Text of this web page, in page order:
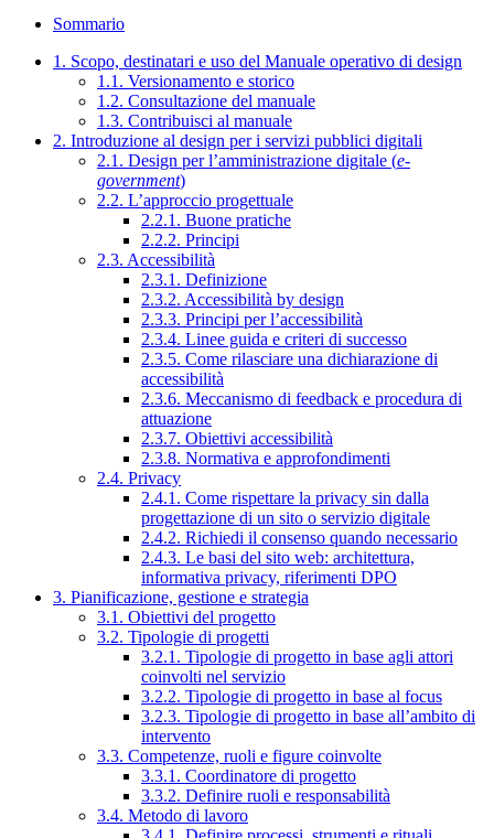
Sommario
1. Scopo, destinatari e uso del Manuale operativo di design
1.1. Versionamento e storico
1.2. Consultazione del manuale
1.3. Contribuisci al manuale
2. Introduzione al design per i servizi pubblici digitali
2.1. Design per l’amministrazione digitale (e-
government)
2.2. L’approccio progettuale
2.2.1. Buone pratiche
2.2.2. Principi
2.3. Accessibilità
2.3.1. Definizione
2.3.2. Accessibilità by design
2.3.3. Principi per l’accessibilità
2.3.4. Linee guida e criteri di successo
2.3.5. Come rilasciare una dichiarazione di
accessibilità
2.3.6. Meccanismo di feedback e procedura di
attuazione
2.3.7. Obiettivi accessibilità
2.3.8. Normativa e approfondimenti
2.4. Privacy
2.4.1. Come rispettare la privacy sin dalla
progettazione di un sito o servizio digitale
2.4.2. Richiedi il consenso quando necessario
2.4.3. Le basi del sito web: architettura,
informativa privacy, riferimenti DPO
3. Pianificazione, gestione e strategia
3.1. Obiettivi del progetto
3.2. Tipologie di progetti
3.2.1. Tipologie di progetto in base agli attori
coinvolti nel servizio
3.2.2. Tipologie di progetto in base al focus
3.2.3. Tipologie di progetto in base all’ambito di
intervento
3.3. Competenze, ruoli e figure coinvolte
3.3.1. Coordinatore di progetto
3.3.2. Definire ruoli e responsabilità
3.4. Metodo di lavoro